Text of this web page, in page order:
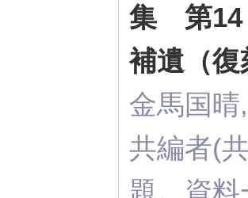
集 第14
補遺（
金馬国
共編者(
題、資